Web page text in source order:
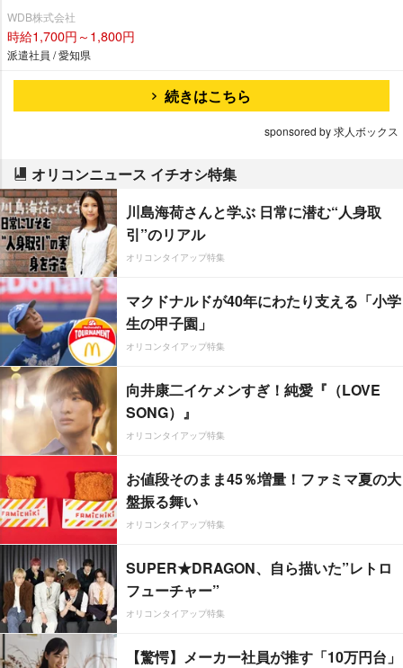
WDB株式会社
時給1,700円～1,800円
派遣社員 / 愛知県
続きはこちら
sponsored by 求人ボックス
オリコンニュース イチオシ特集
川島海荷さんと学ぶ 日常に潜む“人身取
引”のリアル
オリコンタイアップ特集
マクドナルドが40年にわたり支える「小学
生の甲子園」
オリコンタイアップ特集
向井康二イケメンすぎ！純愛『（LOVE
SONG）』
オリコンタイアップ特集
お値段そのまま45％増量！ファミマ夏の大
盤振る舞い
オリコンタイアップ特集
SUPER★DRAGON、自ら描いた”レトロ
フューチャー”
オリコンタイアップ特集
【驚愕】メーカー社員が推す「10万円台」